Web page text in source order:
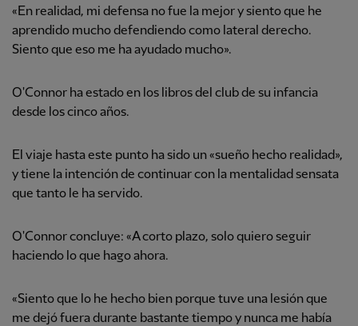
«En realidad, mi defensa no fue la mejor y siento que he
aprendido mucho defendiendo como lateral derecho.
Siento que eso me ha ayudado mucho».
O'Connor ha estado en los libros del club de su infancia
desde los cinco años.
El viaje hasta este punto ha sido un «sueño hecho realidad»,
y tiene la intención de continuar con la mentalidad sensata
que tanto le ha servido.
O'Connor concluye: «A corto plazo, solo quiero seguir
haciendo lo que hago ahora.
«Siento que lo he hecho bien porque tuve una lesión que
me dejó fuera durante bastante tiempo y nunca me había